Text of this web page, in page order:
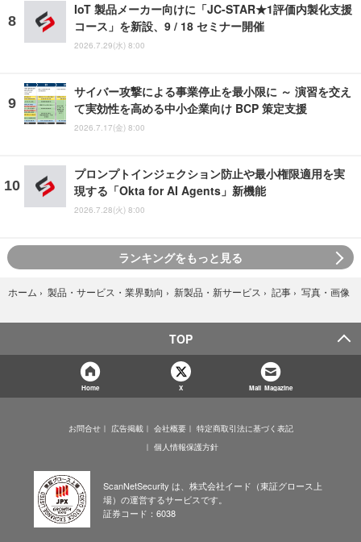
IoT 製品メーカー向けに「JC-STAR★1評価内製化支援
コース」を新設、9 / 18 セミナー開催
2026.7.29(水) 8:00
サイバー攻撃による事業停止を最小限に ～ 演習を交え
て実効性を高める中小企業向け BCP 策定支援
2026.7.17(金) 8:00
プロンプトインジェクション防止や最小権限適用を実
現する「Okta for AI Agents」新機能
2026.7.28(火) 8:00
ランキングをもっと見る
ホーム › 製品・サービス・業界動向 › 新製品・新サービス › 記事 › 写真・画像
TOP
Home X Mail Magazine
お問合せ 広告掲載 会社概要
特定商取引法に基づく表記
個人情報保護方針
ScanNetSecurity は、株式会社イード（東証グロース上
場）の運営するサービスです。
証券コード：6038